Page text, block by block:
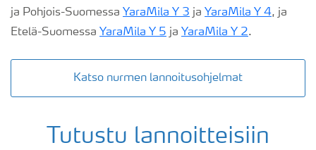
ja Pohjois-Suomessa YaraMila Y 3 ja YaraMila Y 4, ja
Etelä-Suomessa YaraMila Y 5 ja YaraMila Y 2.
Katso nurmen lannoitusohjelmat
Tutustu lannoitteisiin